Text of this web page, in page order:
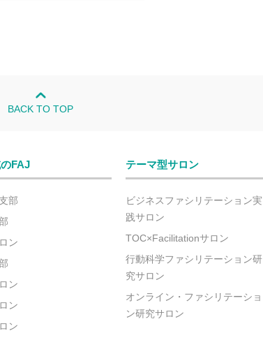
BACK TO TOP
FAJ
部
ン
ン
ン
ン
テーマ型サロン
ビジネスファシリテーション実
践サロン
TOC×Facilitationサロン
行動科学ファシリテーション研
究サロン
オンライン・ファシリテーショ
ン研究サロン